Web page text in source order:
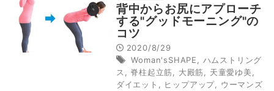
背中からお尻にアプローチ
する"グッドモーニング"の
コツ
2020/8/29
Woman'sSHAPE
ハムストリング
ス
脊柱起立筋 大殿筋 天童愛ゆ美
ダイエット
ヒップアップ
ウーマンズ